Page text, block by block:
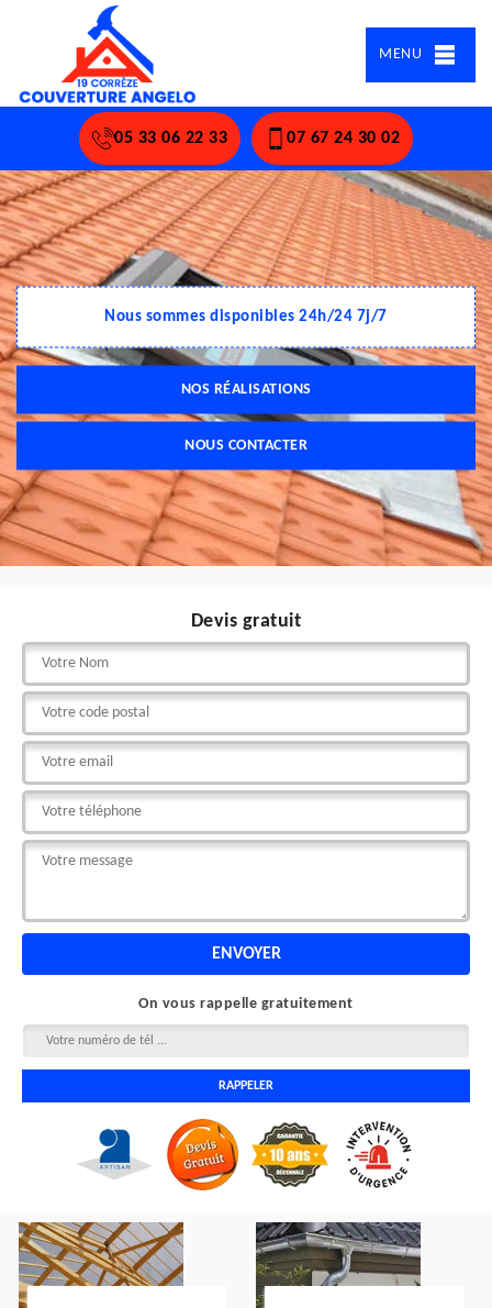
MENU
05 33 06 22 33 07 67 24 30 02
Nous sommes disponibles 24h/24 7j/7
NOS RÉALISATIONS
NOUS CONTACTER
Devis gratuit
On vous rappelle gratuitement